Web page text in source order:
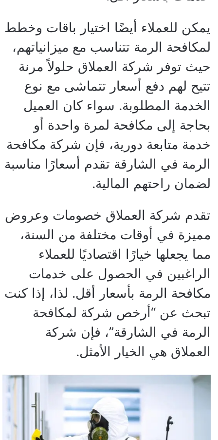
يمكن للعملاء أيضًا اختيار باقات وخطط
لمكافحة الرمة تتناسب مع ميزانياتهم،
حيث توفر شركة العملاق حلولاً مرنة
تتيح لهم دفع أسعار تتماشى مع نوع
الخدمة المطلوبة. سواء كان العميل
بحاجة إلى مكافحة لمرة واحدة أو
خدمة متابعة دورية، فإن شركة مكافحة
الرمة في الشارقة تقدم أسعارًا مناسبة
لضمان راحتهم المالية.
تقدم شركة العملاق خصومات وعروض
مميزة في أوقات مختلفة من السنة،
مما يجعلها خيارًا اقتصاديًا للعملاء
الراغبين في الحصول على خدمات
مكافحة الرمة بأسعار أقل. لذا، إذا كنت
تبحث عن “أرخص شركة لمكافحة
الرمة في الشارقة”، فإن شركة
العملاق هي الخيار الأمثل.